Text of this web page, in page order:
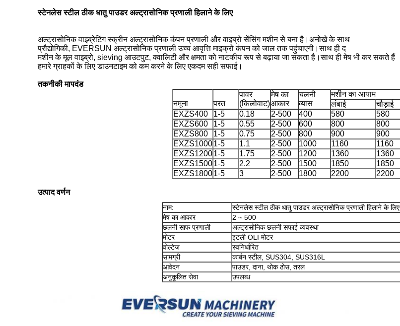
स्टेनलेस स्टील ठीक धातु पाउडर अल्ट्रासोनिक प्रणाली हिलाने के लिए
अल्ट्रासोनिक वाइब्रेटिंग स्क्रीन अल्ट्रासोनिक कंपन प्रणाली और वाइब्रो सेंसिंग मशीन से बना है।अनोखे के साथ
प्रौद्योगिकी, EVERSUN अल्ट्रासोनिक प्रणाली उच्च आवृत्ति माइक्रो कंपन को जाल तक पहुंचाएगी।साथ ही द
मशीन के मूल वाइब्रो, sieving आउटपुट, क्वालिटी और क्षमता को नाटकीय रूप से बढ़ाया जा सकता है।साथ ही मेष भी कर सकते हैं
हमारे ग्राहकों के लिए डाउनटाइम को कम करने के लिए एकदम सही सफाई।
तकनीकी मापदंड
नमूना परत
पावर
(किलोवाट)
मेष का
आकार
चलनी
व्यास
मशीन का आयाम
लंबाई
चौड़ाई
EXZS400
1-5 0.18 2-500 400 580 580
EXZS600 1-5 0.55 2-500 600 800
800
EXZS800
1-5 0.75 2-500 800 900
900
EXZS10001-5 1.1 2-500 1000 1160
1160
EXZS12001-5 1.75 2-500 1200 1360
1360
EXZS15001-5 2.2 2-500 1500 1850
1850
EXZS18001-5 3 2-500 1800 2200 2200
उत्पाद वर्णन
नाम:
स्टेनलेस स्टील ठीक धातु पाउडर अल्ट्रासोनिक प्रणाली हिलाने के लिए
मेष का आकार
2 ~ 500
छलनी साफ प्रणाली
अल्ट्रासोनिक छलनी सफाई व्यवस्था
मोटर
इटली OLI मोटर
वोल्टेज
स्वनिर्धारित
सामग्री
कार्बन स्टील, SUS304, SUS316L
आवेदन
पाउडर, दाना, थोक ठोस, तरल
अनुकूलित सेवा
उपलब्ध